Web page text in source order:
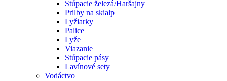
Stúpacie železá/Haršajny
Prilby na skialp
Lyžiarky
Palice
Lyže
Viazanie
Stúpacie pásy
Lavínové sety
Vodáctvo